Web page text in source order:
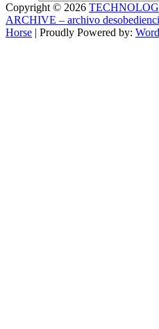
Copyright © 2026
ARCHIVE – archivo
Horse | Proudly Powered by: